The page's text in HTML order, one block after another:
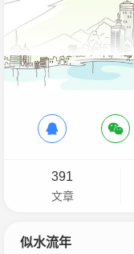
391
文章
似水流年